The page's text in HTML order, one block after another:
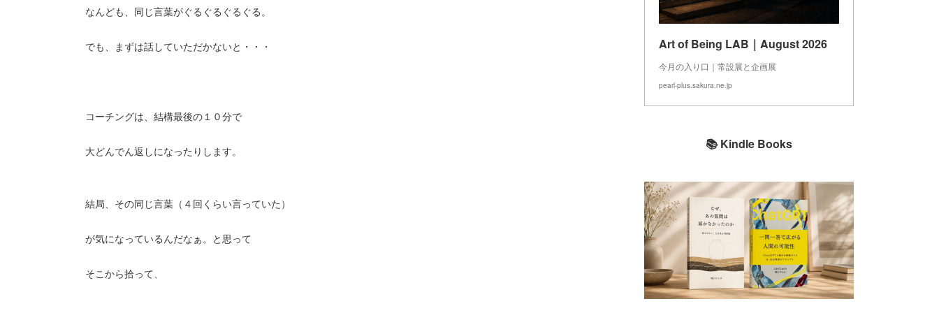
なんども、同じ言葉がぐるぐるぐるぐる。
でも、まずは話していただかないと・・・
コーチングは、結構最後の１０分で
大どんでん返しになったりします。
結局、その同じ言葉（４回くらい言っていた）
が気になっているんだなぁ。と思って
そこから拾って、
Art of Being LAB｜August 2026
今月の入り口｜常設展と企画展
pearl-plus.sakura.ne.jp
📚 Kindle Books